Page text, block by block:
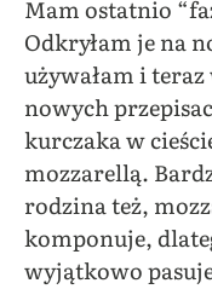
Mam ostatnio
Odkryłam je na
używałam i
nowych
kurczaka w
mozzarellą.
rodzina też,
komponuje,
wyjątkowo